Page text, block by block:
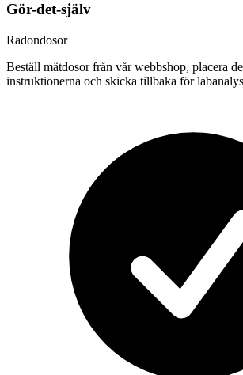
Gör-det-själv
Radondosor
Beställ mätdosor från vår webbshop, placera
instruktionerna och skicka tillbaka för